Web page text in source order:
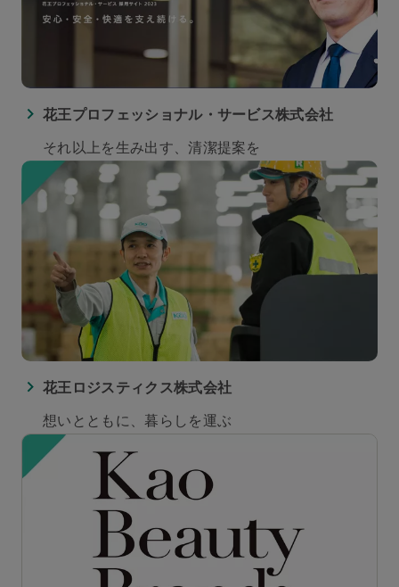
花王プロフェッショナル・サービス株式会社
それ以上を生み出す、清潔提案を
花王ロジスティクス株式会社
想いとともに、暮らしを運ぶ